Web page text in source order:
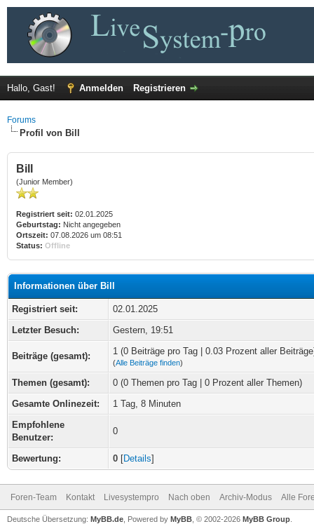
Hallo, Gast! Anmelden Registrieren
Forums
Profil von Bill
Bill
(Junior Member)
Registriert seit: 02.01.2025
Geburtstag: Nicht angegeben
Ortszeit: 07.08.2026 um 08:51
Status: Offline
Informationen über Bill
Registriert seit:
02.01.2025
Letzter Besuch:
Gestern, 19:51
Beiträge (gesamt): 1 (0 Beiträge pro Tag | 0.03 Prozent aller
(Alle Beiträge finden)
Themen (gesamt):
0 (0 Themen pro Tag | 0 Prozent aller Themen)
Gesamte Onlinezeit:
1 Tag, 8 Minuten
Empfohlene
Benutzer:
0
Bewertung: 0 [Details]
Foren-Team Kontakt Livesystempro Nach oben Archiv-Modus Alle
Deutsche Übersetzung: MyBB.de , Powered by MyBB , © 2002-2026 MyBB Group